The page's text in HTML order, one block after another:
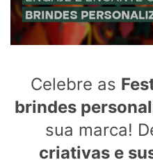
Celebre as
brindes
sua marca!
criativas e